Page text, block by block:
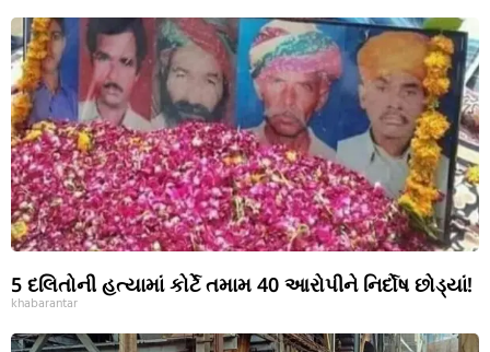
5 દલિતોની હત્યામાં કોર્ટે તમામ 40 આરોપીને નિર્દોષ છોડ્યાં!
khabarantar